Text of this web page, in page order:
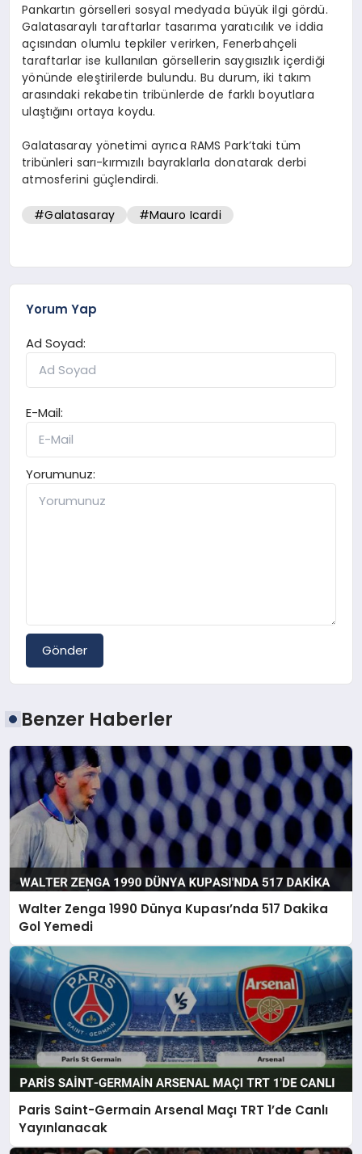
Pankartın görselleri sosyal medyada büyük ilgi gördü.
Galatasaraylı taraftarlar tasarıma yaratıcılık ve iddia
açısından olumlu tepkiler verirken, Fenerbahçeli
taraftarlar ise kullanılan görsellerin saygısızlık içerdiği
yönünde eleştirilerde bulundu. Bu durum, iki takım
arasındaki rekabetin tribünlerde de farklı boyutlara
ulaştığını ortaya koydu.
Galatasaray yönetimi ayrıca RAMS Park’taki tüm
tribünleri sarı-kırmızılı bayraklarla donatarak derbi
atmosferini güçlendirdi.
#Galatasaray #Mauro Icardi
Yorum Yap
Ad Soyad:
E-Mail:
Yorumunuz:
Gönder
Benzer Haberler
Walter Zenga 1990 Dünya Kupası’nda 517 Dakika
Gol Yemedi
Paris Saint-Germain Arsenal Maçı TRT 1’de Canlı
Yayınlanacak